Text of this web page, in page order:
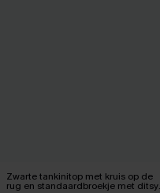
Zwarte tankinitop met kruis op de
rug en standaardbroekje met ditsy-